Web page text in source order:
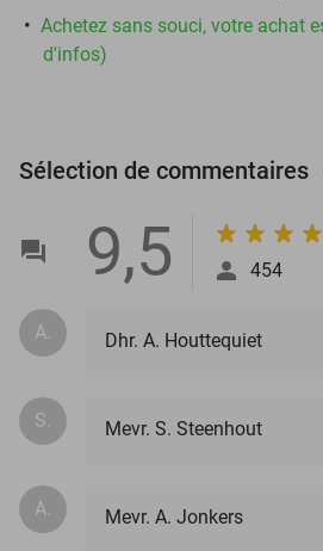
Achetez sans souci, votre achat
d'infos)
Sélection de commentaires
9,5 454
A. Dhr. A. Houttequiet
S. Mevr. S. Steenhout
A. Mevr. A. Jonkers